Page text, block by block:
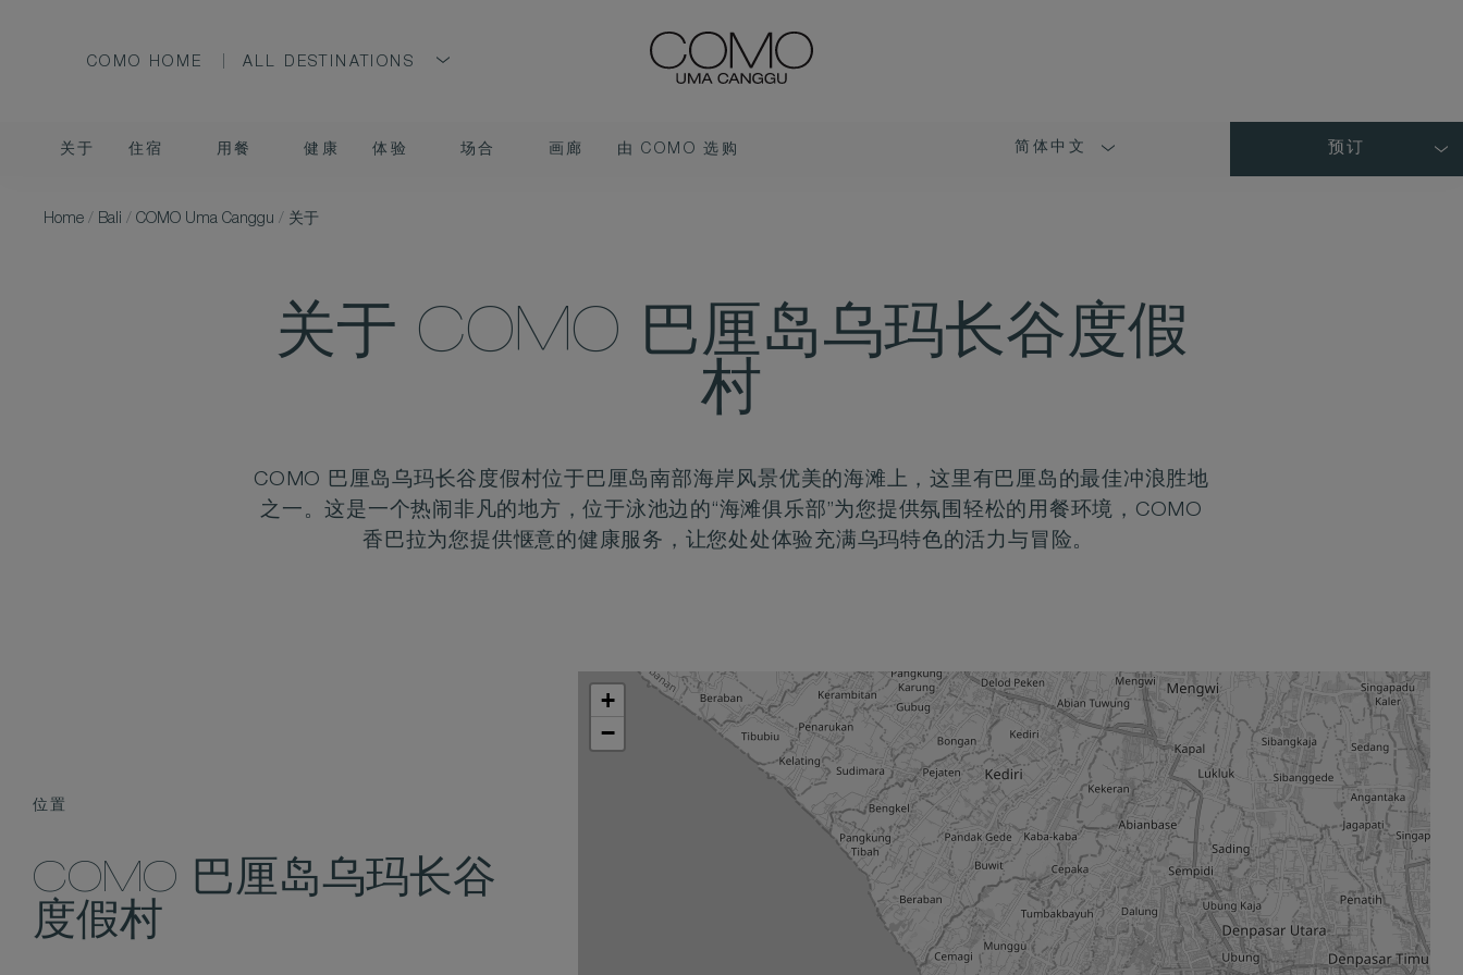
COMO HOME ALL DESTINATIONS
关于 住宿 用餐 健康 体验 场合 画廊
由 COMO 选购
简体中文 预订
Home / Bali / COMO Uma Canggu / 关于
关于 COMO 巴厘岛乌玛长谷度假
村
COMO 巴厘岛乌玛长谷度假村位于巴厘岛南部海岸风景优美的海滩上，这里有巴厘岛的最佳冲浪胜地
之一。这是一个热闹非凡的地方，位于泳池边的“海滩俱乐部”为您提供氛围轻松的用餐环境，COMO
香巴拉为您提供惬意的健康服务，让您处处体验充满乌玛特色的活力与冒险。
位置
COMO 巴厘岛乌玛长谷
度假村
+
−